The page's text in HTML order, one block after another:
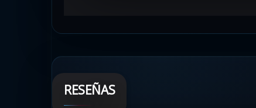
RESEÑAS